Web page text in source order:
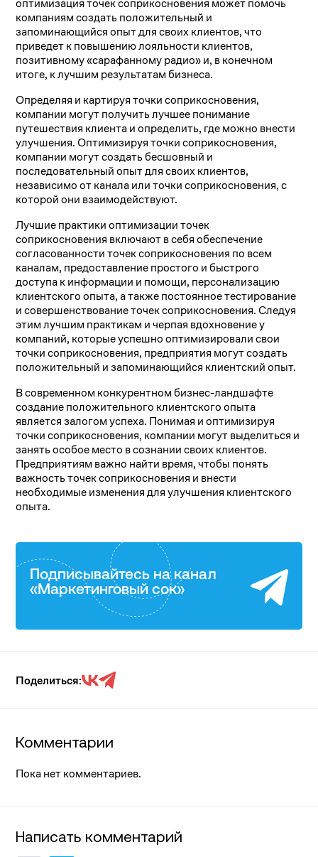
оптимизация точек соприкосновения может помочь
компаниям создать положительный и
запоминающийся опыт для своих клиентов, что
приведет к повышению лояльности клиентов,
позитивному «сарафанному радио» и, в конечном
итоге, к лучшим результатам бизнеса.
Определяя и картируя точки соприкосновения,
компании могут получить лучшее понимание
путешествия клиента и определить, где можно внести
улучшения. Оптимизируя точки соприкосновения,
компании могут создать бесшовный и
последовательный опыт для своих клиентов,
независимо от канала или точки соприкосновения, с
которой они взаимодействуют.
Лучшие практики оптимизации точек
соприкосновения включают в себя обеспечение
согласованности точек соприкосновения по всем
каналам, предоставление простого и быстрого
доступа к информации и помощи, персонализацию
клиентского опыта, а также постоянное тестирование
и совершенствование точек соприкосновения. Следуя
этим лучшим практикам и черпая вдохновение у
компаний, которые успешно оптимизировали свои
точки соприкосновения, предприятия могут создать
положительный и запоминающийся клиентский опыт.
В современном конкурентном бизнес-ландшафте
создание положительного клиентского опыта
является залогом успеха. Понимая и оптимизируя
точки соприкосновения, компании могут выделиться и
занять особое место в сознании своих клиентов.
Предприятиям важно найти время, чтобы понять
важность точек соприкосновения и внести
необходимые изменения для улучшения клиентского
опыта.
Подписывайтесь на канал
«Маркетинговый сок»
Поделиться:
Комментарии
Пока нет комментариев.
Написать комментарий